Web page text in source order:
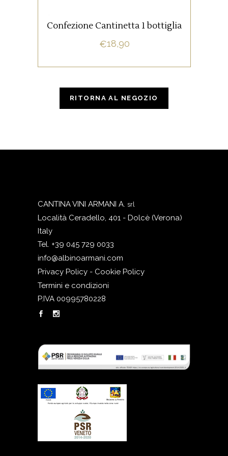
AGGIUNGI AL CARRELLO
Confezione Cantinetta 1 bottiglia
€18,90
RITORNA AL NEGOZIO
CANTINA VINI ARMANI A. srl
Località Ceradello, 401 - Dolcè (Verona)
Italy
Tel. +39 045 729 0033
info@albinoarmani.com
Privacy Policy - Cookie Policy
Termini e condizioni
P.IVA 00995780228